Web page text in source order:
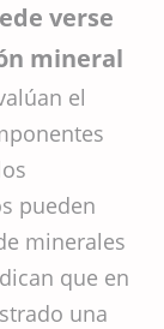
verse
mineral
el
pueden
minerales
que en
una